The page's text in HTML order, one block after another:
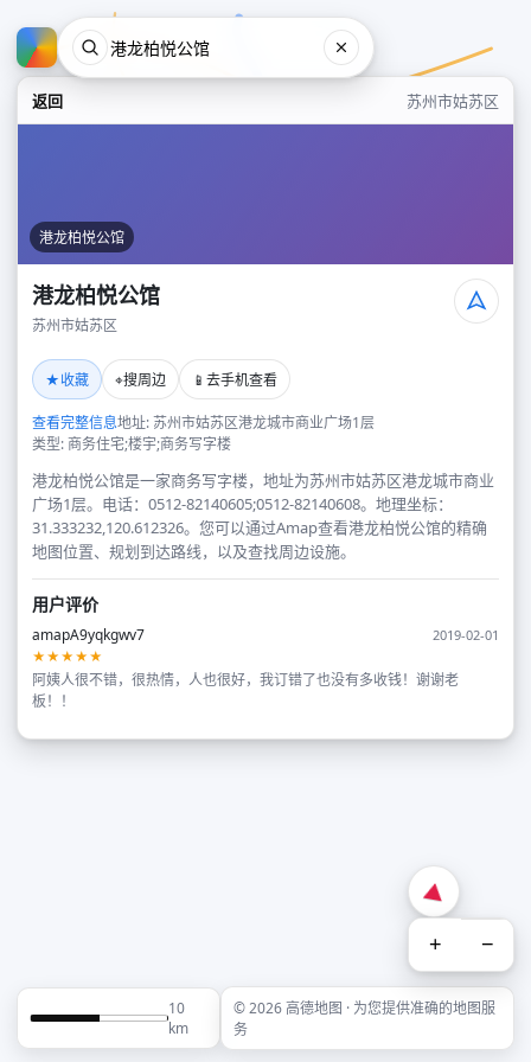
返回 苏州市姑苏区
港龙柏悦公馆
港龙柏悦公馆
苏州市姑苏区
★收藏 ⌖搜周边 📱 去手机查看
查看完整信息地址: 苏州市姑苏区港龙城市商业广场1层
类型: 商务住宅;楼宇;商务写字楼
港龙柏悦公馆是一家商务写字楼，地址为苏州市姑苏区港龙城市商业
广场1层。电话：0512-82140605;0512-82140608。地理坐标：
31.333232,120.612326。您可以通过Amap查看港龙柏悦公馆的精确
地图位置、规划到达路线，以及查找周边设施。
用户评价
amapA9yqkgwv7
2019-02-01
★★★★★
阿姨人很不错，很热情，人也很好，我订错了也没有多收钱！谢谢老
板！！
+ −
10
km
© 2026 高德地图 · 为您提供准确的地图服
务